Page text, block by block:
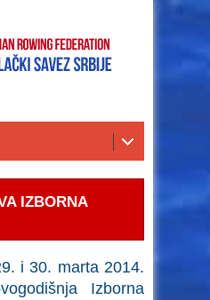
IZBORNA
i 30. marta 2014.
Izborna